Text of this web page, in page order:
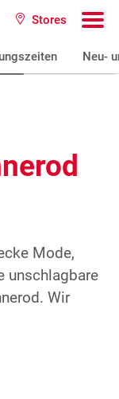
Stores
Neu-
Mode,
unschlagbare
Wir